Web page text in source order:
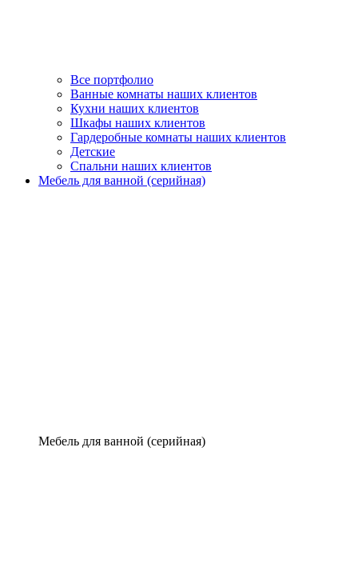
Все портфолио
Ванные комнаты наших клиентов
Кухни наших клиентов
Шкафы наших клиентов
Гардеробные комнаты наших клиентов
Детские
Спальни наших клиентов
Мебель для ванной (серийная)
Мебель для ванной (серийная)